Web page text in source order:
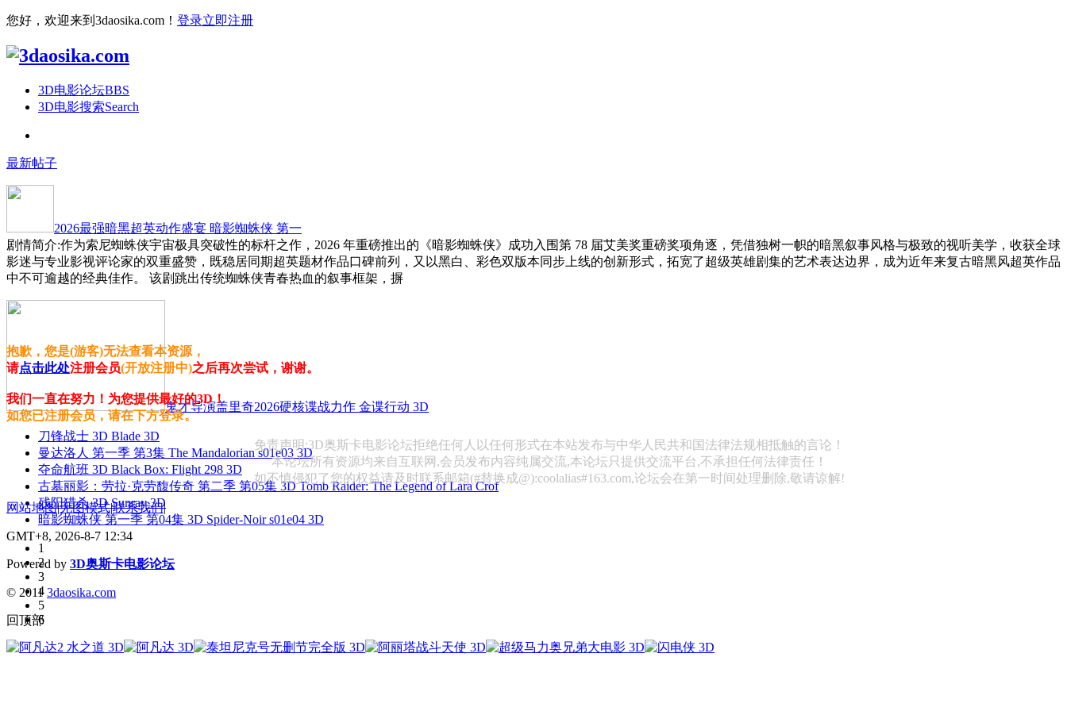
您好，欢迎来到3daosika.com！ 登录立即注册
3D电影论坛BBS
3D电影搜索Search
最新帖子
2026最强暗黑超英动作盛宴 暗影蜘蛛侠 第一
剧情简介:作为索尼蜘蛛侠宇宙极具突破性的标杆之作，2026 年重磅推出的《暗影蜘蛛侠》成功入围第 78 届艾美奖重磅奖项角逐，凭借独树一帜的暗黑叙事风格与极致的视听美学，收获全球
影迷与专业影视评论家的双重盛赞，既稳居同期超英题材作品口碑前列，又以黑白、彩色双版本同步上线的创新形式，拓宽了超级英雄剧集的艺术表达边界，成为近年来复古暗黑风超英作品
中不可逾越的经典佳作。 该剧跳出传统蜘蛛侠青春热血的叙事框架，摒
鬼才导演盖里奇2026硬核谍战力作 金谍行动 3D
刀锋战士 3D Blade 3D
曼达洛人 第一季 第3集 The Mandalorian s01e03 3D
夺命航班 3D Black Box: Flight 298 3D
古墓丽影：劳拉·克劳馥传奇 第二季 第05集 3D Tomb Raider: The Legend of Lara Crof
残阳猎杀 3D Sunray 3D
暗影蜘蛛侠 第一季 第04集 3D Spider-Noir s01e04 3D
1
2
3
4
5
6
抱歉，您是(游客)无法查看本资源，
请点击此处注册会员(开放注册中)之后再次尝试，谢谢。
我们一直在努力！为您提供最好的3D！
如您已注册会员，请在下方登录。
免责声明:3D奥斯卡电影论坛拒绝任何人以任何形式在本站发布与中华人民共和国法律法规相抵触的言论！
本论坛所有资源均来自互联网,会员发布内容纯属交流,本论坛只提供交流平台,不承担任何法律责任！
如不慎侵犯了您的权益请及时联系邮箱(#替换成@):coolalias#163.com,论坛会在第一时间处理删除,敬请谅解!
网站地图|无图模式|联系我们|
GMT+8, 2026-8-7 12:34
Powered by 3D奥斯卡电影论坛
© 20113daosika.com
回顶部